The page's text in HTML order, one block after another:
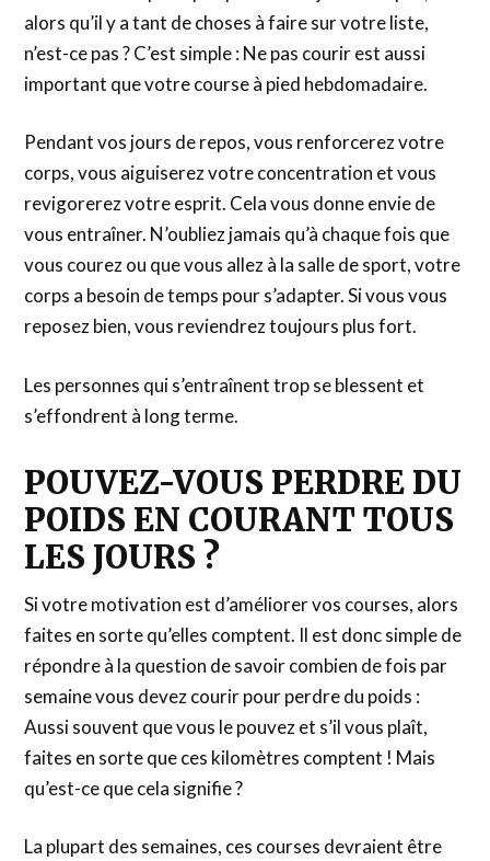
alors qu’il y a tant de choses à faire sur votre liste,
n’est-ce pas ? C’est simple : Ne pas courir est aussi
important que votre course à pied hebdomadaire.
Pendant vos jours de repos, vous renforcerez votre
corps, vous aiguiserez votre concentration et vous
revigorerez votre esprit. Cela vous donne envie de
vous entraîner. N’oubliez jamais qu’à chaque fois que
vous courez ou que vous allez à la salle de sport, votre
corps a besoin de temps pour s’adapter. Si vous vous
reposez bien, vous reviendrez toujours plus fort.
Les personnes qui s’entraînent trop se blessent et
s’effondrent à long terme.
POUVEZ-VOUS PERDRE DU
POIDS EN COURANT TOUS
LES JOURS ?
Si votre motivation est d’améliorer vos courses, alors
faites en sorte qu’elles comptent. Il est donc simple de
répondre à la question de savoir combien de fois par
semaine vous devez courir pour perdre du poids :
Aussi souvent que vous le pouvez et s’il vous plaît,
faites en sorte que ces kilomètres comptent ! Mais
qu’est-ce que cela signifie ?
La plupart des semaines, ces courses devraient être